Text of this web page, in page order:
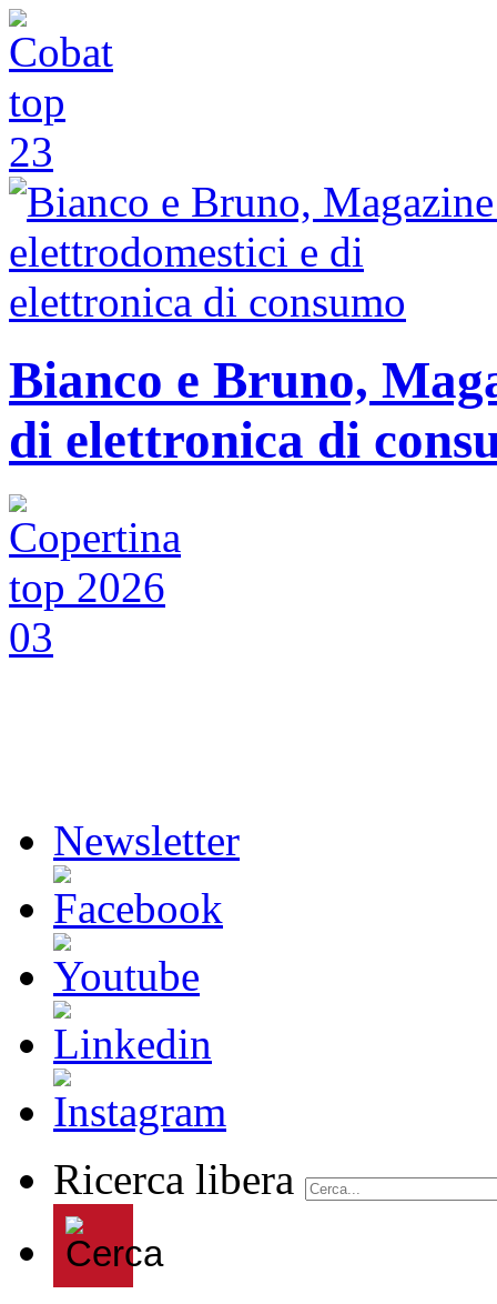
Bianco e Bruno,
di elettronica di
Newsletter
Ricerca libera